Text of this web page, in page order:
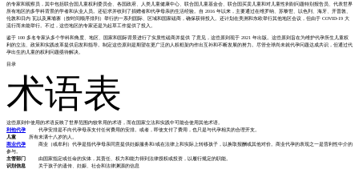
的专家和观察员，其中包括联合国儿童权利委员会、各国政府、人类儿童健康中心、联合国儿童基金会、联合国买卖儿童和对儿童性剥削问题特别报告员、代表世界
所有地区的多学科背景的学者和从业人员。还征求并收到了捐赠者和代孕母亲的生活经验。自 2016 年以来，主要通过在维罗纳、苏黎世、以色列、海牙、开普敦、
伦敦和日内 瓦以及柬埔寨（按时间顺序排列）举行的一系列国际、区域和国家磋商，确保获得投入。还计划在美洲和东欧举行其他地区会议，但由于 COVID-19 大
流行而未能举行。不过，这些地区的专家还是为起草工作提供了投入。
鉴于 100 多名专家从多个学科和角度、地区、国家和国际背景进行了实质性磋商并提供 了意见，这些原则现于 2021 年出版。这些原则旨在为维护代孕所生儿童权
利的立法、政策和实践改革提供启发和指导。制定这些原则是期望在更广泛的人权框架内作出互补和不断发展的努力。尽管全球尚未就代孕问题达成共识，但通过代
孕出生的儿童的权利问题亟待解决。
目录
术语表
这些原则中使用的术语反映了世界范围内较常用的术语，而在国家立法和实践中可能会使用其他术语。
利他代孕 代孕安排是不向代孕母亲支付任何费用的安排。或者，即使支付了费用，也只是与代孕相关的合理开支。
儿童 所有未满十八岁的人。
商业代孕 商业（或牟利）代孕是指代孕母亲同意提供妊娠服务和/或在法律上和实际上转移孩子，以换取报酬或其他对价。商业代孕的表现之一是营利性中介的
参与。
主管部门 由国家指定或任命的实体，其责任、权力和能力得到法律授权或投资，以履行规定的职能。
识别信息
关于孩子的遗传、妊娠、社会和法律渊源的信息